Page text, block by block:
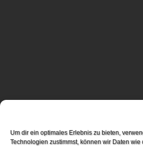
Um dir ein optimales Erlebnis zu bieten,
Technologien zustimmst, können wir Daten